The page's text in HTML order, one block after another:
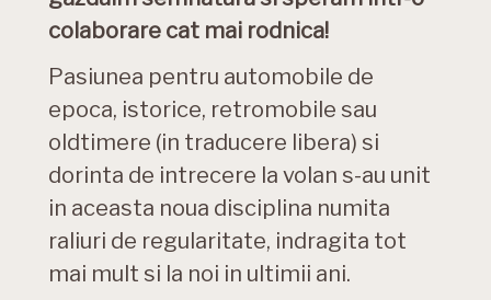
colaborare cat mai rodnica!
Pasiunea pentru automobile de
epoca, istorice, retromobile sau
oldtimere (in traducere libera) si
dorinta de intrecere la volan s-au unit
in aceasta noua disciplina numita
raliuri de regularitate, indragita tot
mai mult si la noi in ultimii ani.